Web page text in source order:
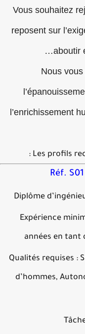
Vous
reposent sur
Nous
Les profils
Réf.
Diplôme
Expérience
années en
Qualités
d’hommes,